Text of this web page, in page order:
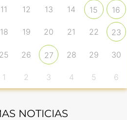
11 12 13 14 15 16
18 19 20 21 22 23
25 26 27 28 29 30
1 2 3 4 5 6
NOTICIAS